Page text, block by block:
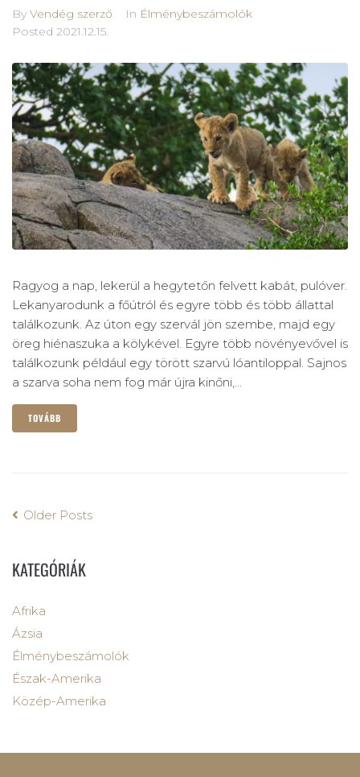
By Vendég szerző In Élménybeszámolók
Posted 2021.12.15.
Ragyog a nap, lekerül a hegytetőn felvett kabát, pulóver.
Lekanyarodunk a főútról és egyre több és több állattal
találkozunk. Az úton egy szervál jön szembe, majd egy
öreg hiénaszuka a kölykével. Egyre több növényevővel is
találkozunk például egy törött szarvú lóantiloppal. Sajnos
a szarva soha nem fog már újra kinőni,...
TOVÁBB
Older Posts
KATEGÓRIÁK
Afrika
Ázsia
Élménybeszámolók
Észak-Amerika
Közép-Amerika